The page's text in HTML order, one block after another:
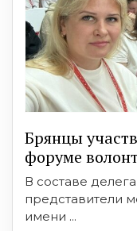
Брянцы
форуме
В составе
представители
имени ...